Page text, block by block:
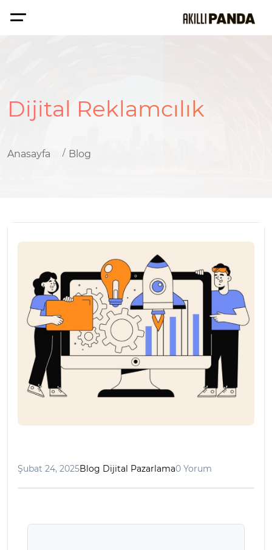
Dijital Reklamcılık
Anasayfa Blog
Şubat 24, 2025Blog Dijital Pazarlama0 Yorum